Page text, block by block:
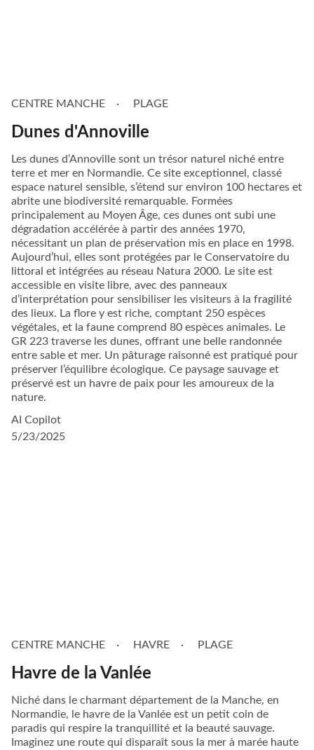
CENTRE MANCHE PLAGE
Dunes d'Annoville
Les dunes d’Annoville sont un trésor naturel niché entre
terre et mer en Normandie. Ce site exceptionnel, classé
espace naturel sensible, s’étend sur environ 100 hectares et
abrite une biodiversité remarquable. Formées
principalement au Moyen Âge, ces dunes ont subi une
dégradation accélérée à partir des années 1970,
nécessitant un plan de préservation mis en place en 1998.
Aujourd’hui, elles sont protégées par le Conservatoire du
littoral et intégrées au réseau Natura 2000. Le site est
accessible en visite libre, avec des panneaux
d’interprétation pour sensibiliser les visiteurs à la fragilité
des lieux. La flore y est riche, comptant 250 espèces
végétales, et la faune comprend 80 espèces animales. Le
GR 223 traverse les dunes, offrant une belle randonnée
entre sable et mer. Un pâturage raisonné est pratiqué pour
préserver l’équilibre écologique. Ce paysage sauvage et
préservé est un havre de paix pour les amoureux de la
nature.
AI Copilot
5/23/2025
CENTRE MANCHE HAVRE PLAGE
Havre de la Vanlée
Niché dans le charmant département de la Manche, en
Normandie, le havre de la Vanlée est un petit coin de
paradis qui respire la tranquillité et la beauté sauvage.
Imaginez une route qui disparaît sous la mer à marée haute